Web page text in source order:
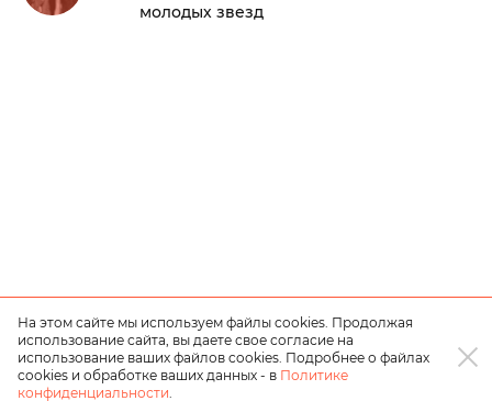
молодых звезд
На этом сайте мы используем файлы cookies. Продолжая
использование сайта, вы даете свое согласие на
использование ваших файлов cookies. Подробнее о файлах
cookies и обработке ваших данных - в Политике
конфиденциальности.